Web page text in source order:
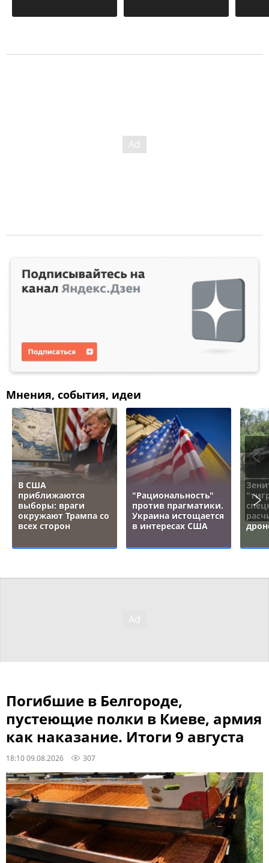
Мнения, события, идеи
В США
приближаются
выборы: враги
окружают Трампа со
всех сторон
"Рациональность"
против прагматики.
Украина истощается
в интересах США
Погибшие в Белгороде,
пустеющие полки в Киеве, армия
как наказание. Итоги 9 августа
18:10 09.08.2026 307